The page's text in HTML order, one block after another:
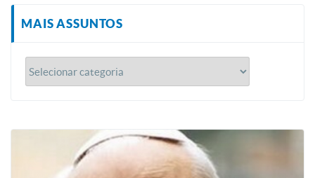
MAIS ASSUNTOS